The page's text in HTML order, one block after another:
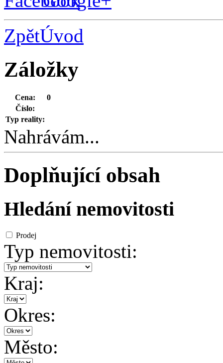
ZpětÚvod
Záložky
Cena:
0
Číslo:
Typ reality:
Nahrávám...
Doplňující obsah
Hledání nemovitosti
Prodej
Typ nemovitosti:
Kraj:
Okres:
Město: